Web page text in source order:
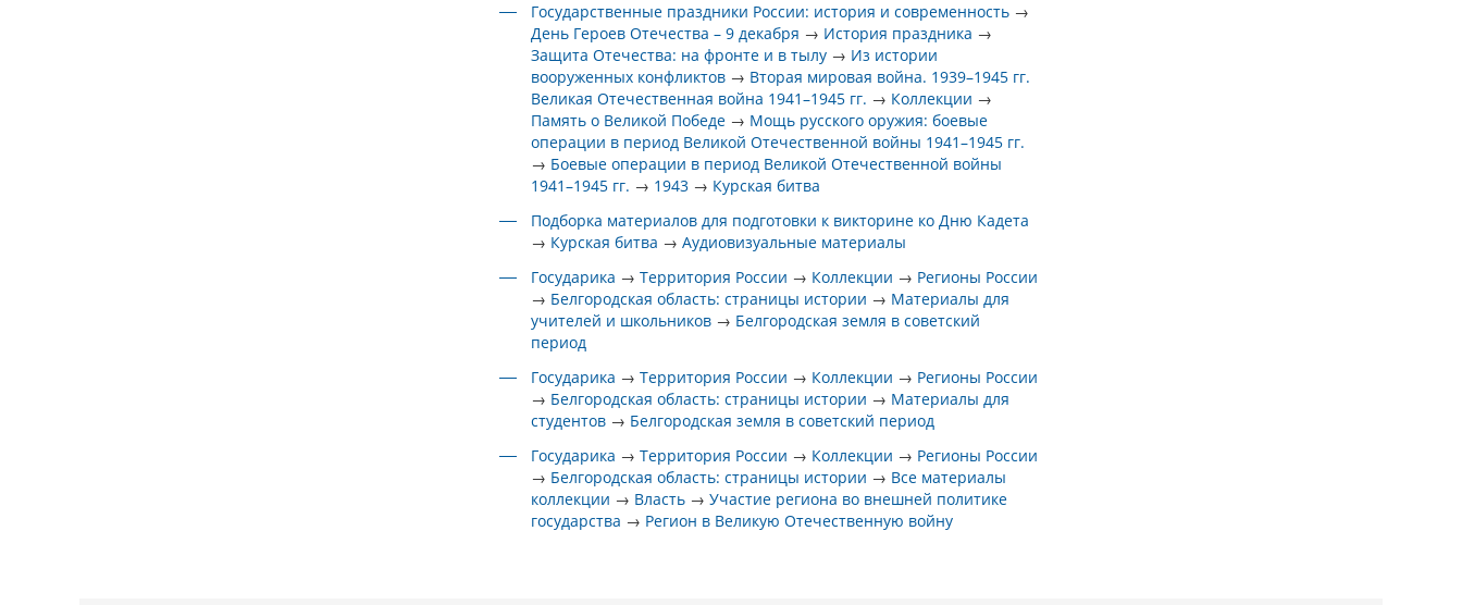
Государственные праздники России: история и современность →
День Героев Отечества – 9 декабря → История праздника →
Защита Отечества: на фронте и в тылу → Из истории
вооруженных конфликтов → Вторая мировая война. 1939–1945 гг.
Великая Отечественная война 1941–1945 гг. → Коллекции →
Память о Великой Победе → Мощь русского оружия: боевые
операции в период Великой Отечественной войны 1941–1945 гг.
→ Боевые операции в период Великой Отечественной войны
1941–1945 гг. → 1943 → Курская битва
Подборка материалов для подготовки к викторине ко Дню Кадета
→ Курская битва →Аудиовизуальные материалы
Государика →Территория России → Коллекции → Регионы России
→ Белгородская область: страницы истории → Материалы для
учителей и школьников → Белгородская земля в советский
период
Государика →Территория России → Коллекции → Регионы России
→ Белгородская область: страницы истории → Материалы для
студентов → Белгородская земля в советский период
Государика →Территория России → Коллекции → Регионы России
→ Белгородская область: страницы истории → Все материалы
коллекции → Власть →Участие региона во внешней политике
государства → Регион в Великую Отечественную войну